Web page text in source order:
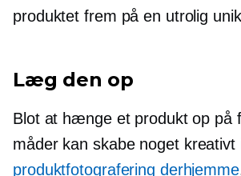
produktet frem på en utrolig
Læg den op
Blot at hænge et produkt op på
måder kan skabe noget kreativt
produktfotografering derhjemme